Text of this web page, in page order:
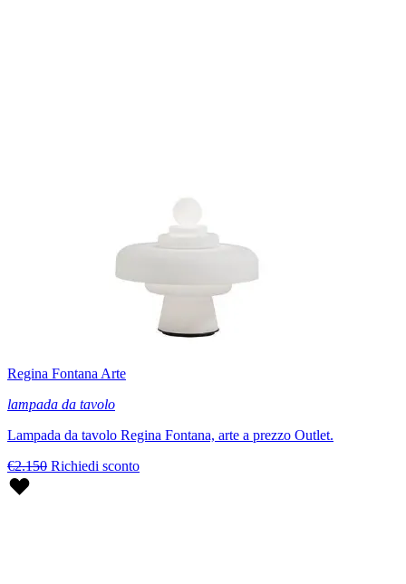
Regina Fontana Arte
lampada da tavolo
Lampada da tavolo Regina Fontana, arte a prezzo Outlet.
€2.150 Richiedi sconto